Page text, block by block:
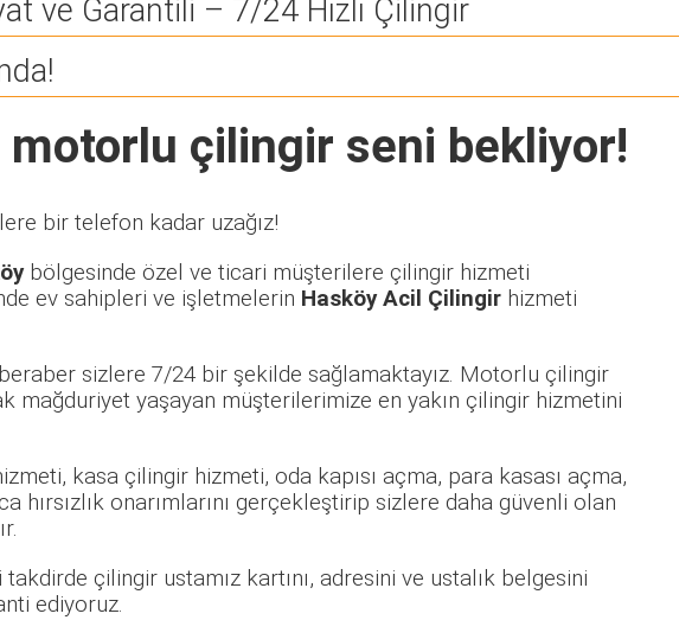
ve Garantili – 7/24 Hızlı Çilingir
motorlu çilingir seni bekliyor!
bir telefon kadar uzağız!
bölgesinde özel ve ticari müşterilere çilingir hizmeti
ev sahipleri ve işletmelerin Hasköy Acil Çilingir hizmeti
sizlere 7/24 bir şekilde sağlamaktayız. Motorlu çilingir
yaşayan müşterilerimize en yakın çilingir hizmetini
kasa çilingir hizmeti, oda kapısı açma, para kasası açma,
onarımlarını gerçekleştirip sizlere daha güvenli olan
çilingir ustamız kartını, adresini ve ustalık belgesini
ediyoruz.